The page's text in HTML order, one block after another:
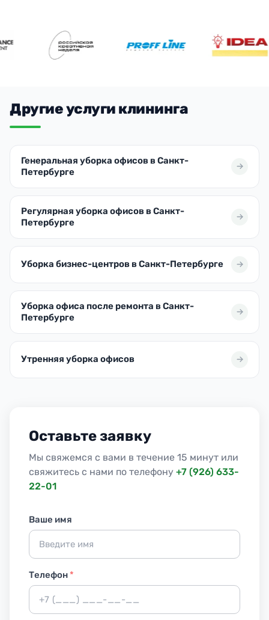
Другие услуги клининга
Генеральная уборка офисов в Санкт-
Петербурге
Регулярная уборка офисов в Санкт-
Петербурге
Уборка бизнес-центров в Санкт-Петербурге
Уборка офиса после ремонта в Санкт-
Петербурге
Утренняя уборка офисов
Оставьте заявку
Мы свяжемся с вами в течение 15 минут или
свяжитесь с нами по телефону +7 (926) 633-
22-01
Ваше имя
Телефон*